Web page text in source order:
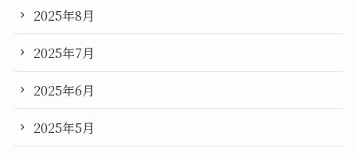
2025年8月
2025年7月
2025年6月
2025年5月